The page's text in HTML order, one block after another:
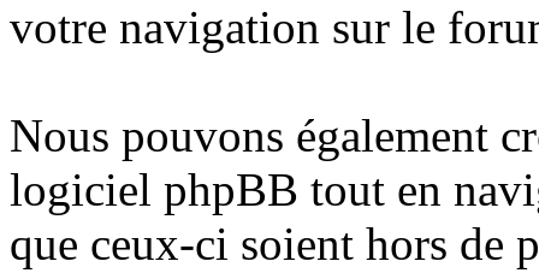
votre navigation sur le
Nous pouvons également
logiciel phpBB tout en
que ceux-ci soient hors de